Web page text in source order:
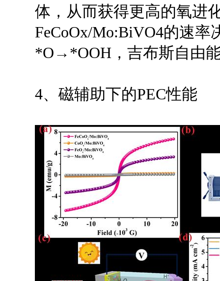
体，从而获得更高的氧进
FeCoOx/Mo:BiVO4的速率
*O→*OOH，吉布斯自由
4、磁辅助下的PEC性能